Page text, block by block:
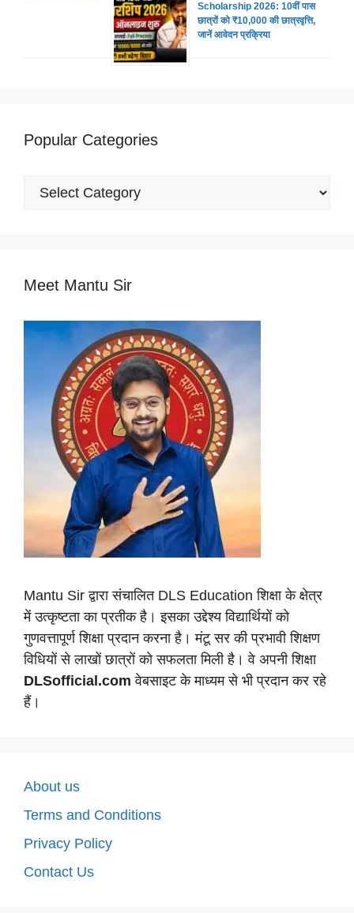
Scholarship 2026: 10वीं पास
छात्रों को ₹10,000 की छात्रवृत्ति,
जानें आवेदन प्रक्रिया
Popular Categories
Popular
Meet Mantu Sir
Mantu Sir द्वारा संचालित DLS Education शिक्षा के क्षेत्र
में उत्कृष्टता का प्रतीक है। इसका उद्देश्य विद्यार्थियों को
गुणवत्तापूर्ण शिक्षा प्रदान करना है। मंटू सर की प्रभावी शिक्षण
विधियों से लाखों छात्रों को सफलता मिली है। वे अपनी शिक्षा
DLSofficial.com वेबसाइट के माध्यम से भी प्रदान कर रहे
हैं।
About us
Terms and Conditions
Privacy Policy
Contact Us